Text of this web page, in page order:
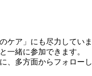
ケア」にも尽力していま
一緒に参加できます。
、多方面からフォローし